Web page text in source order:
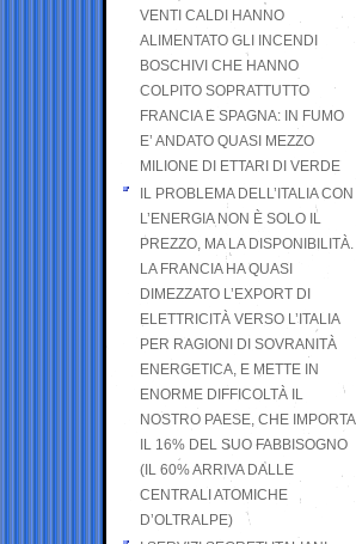
VENTI CALDI HANNO
ALIMENTATO GLI INCENDI
BOSCHIVI CHE HANNO
COLPITO SOPRATTUTTO
FRANCIA E SPAGNA: IN FUMO
E’ ANDATO QUASI MEZZO
MILIONE DI ETTARI DI VERDE
IL PROBLEMA DELL’ITALIA CON
L’ENERGIA NON È SOLO IL
PREZZO, MA LA DISPONIBILITÀ.
LA FRANCIA HA QUASI
DIMEZZATO L’EXPORT DI
ELETTRICITÀ VERSO L’ITALIA
PER RAGIONI DI SOVRANITÀ
ENERGETICA, E METTE IN
ENORME DIFFICOLTÀ IL
NOSTRO PAESE, CHE IMPORTA
IL 16% DEL SUO FABBISOGNO
(IL 60% ARRIVA DALLE
CENTRALI ATOMICHE
D’OLTRALPE)